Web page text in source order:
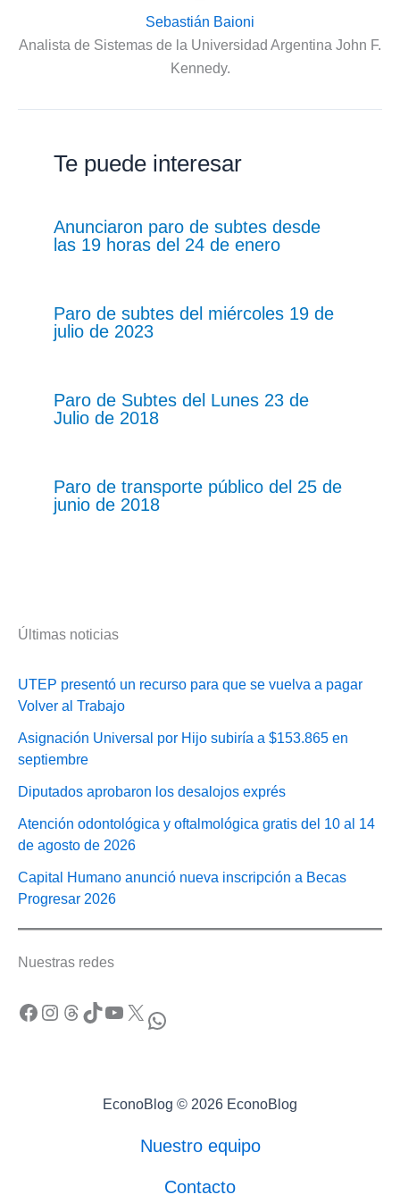
Sebastián Baioni
Analista de Sistemas de la Universidad Argentina John F.
Kennedy.
Te puede interesar
Anunciaron paro de subtes desde
las 19 horas del 24 de enero
Paro de subtes del miércoles 19 de
julio de 2023
Paro de Subtes del Lunes 23 de
Julio de 2018
Paro de transporte público del 25 de
junio de 2018
Últimas noticias
UTEP presentó un recurso para que se vuelva a pagar
Volver al Trabajo
Asignación Universal por Hijo subiría a $153.865 en
septiembre
Diputados aprobaron los desalojos exprés
Atención odontológica y oftalmológica gratis del 10 al 14
de agosto de 2026
Capital Humano anunció nueva inscripción a Becas
Progresar 2026
Nuestras redes
Facebook Instagram Threads TikTok YouTube X WhatsApp
EconoBlog © 2026 EconoBlog
Nuestro equipo
Contacto